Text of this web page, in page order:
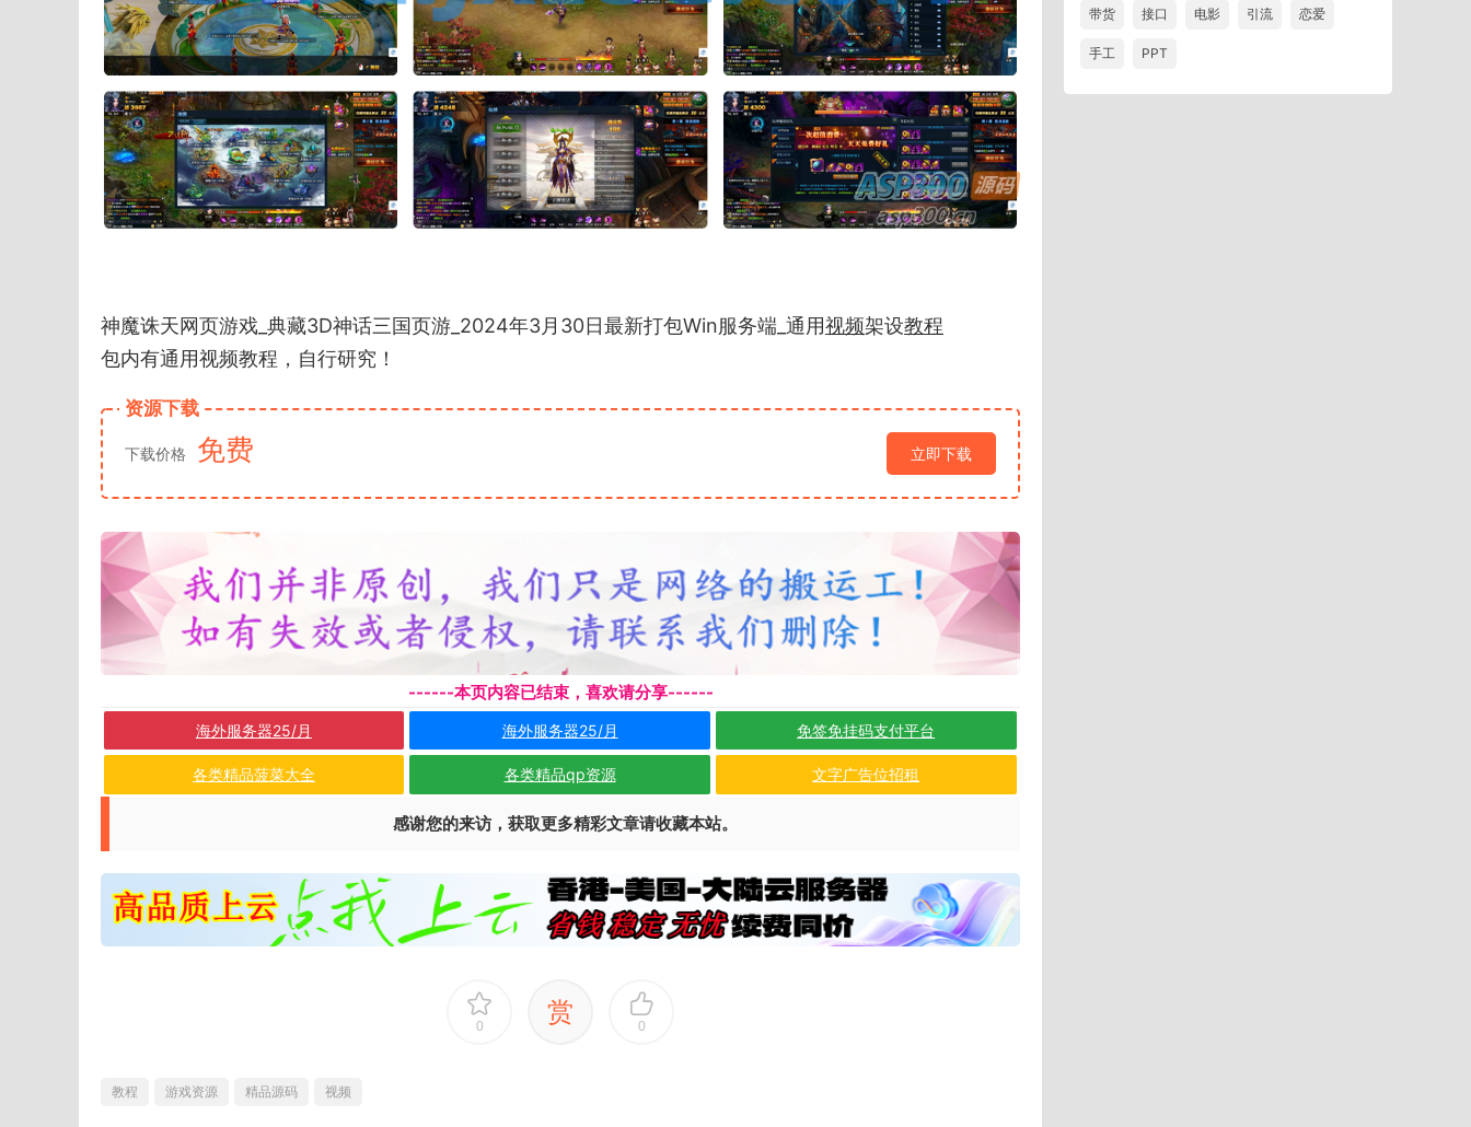
神魔诛天网页游戏_典藏3D神话三国页游_2024年3月30日最新打包Win服务端_通用视频架设教程
包内有通用视频教程，自行研究！
资源下载
下载价格 免费 立即下载
------本页内容已结束，喜欢请分享------
海外服务器25/月 海外服务器25/月 免签免挂码支付平台
各类精品菠菜大全 各类精品qp资源 文字广告位招租
感谢您的来访，获取更多精彩文章请收藏本站。
0 赏 0
教程 游戏资源 精品源码 视频
带货 接口 电影 引流 恋爱
手工 PPT